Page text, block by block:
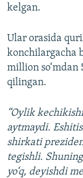
kelgan.
Ular orasida
konchilargacha
million so‘mdan
qilingan.
“Oylik
aytmaydi.
shirkati
tegishli.
yo‘q, deyishdi